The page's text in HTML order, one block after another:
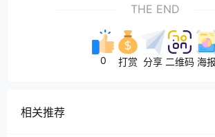
THE END
0 打赏 分享 二维码 海报
相关推荐